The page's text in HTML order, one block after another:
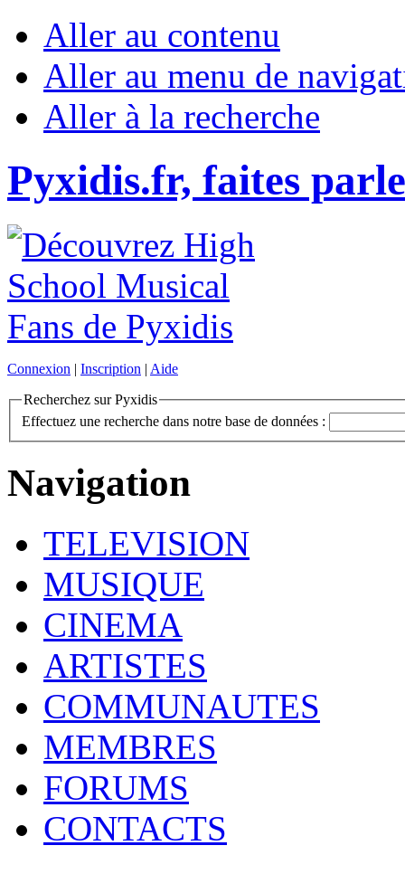
Aller au contenu
Aller au menu de
Aller à la recherche
Pyxidis.fr, faites
Connexion | Inscription | Aide
Recherchez sur Pyxidis
Effectuez une recherche dans notre base de données :
Navigation
TELEVISION
MUSIQUE
CINEMA
ARTISTES
COMMUNAUTES
MEMBRES
FORUMS
CONTACTS